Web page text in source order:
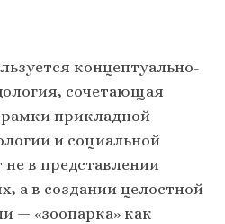
концептуально-
сочетающая
прикладной
и социальной
не в представлении
а в создании целостной
— «зоопарка» как